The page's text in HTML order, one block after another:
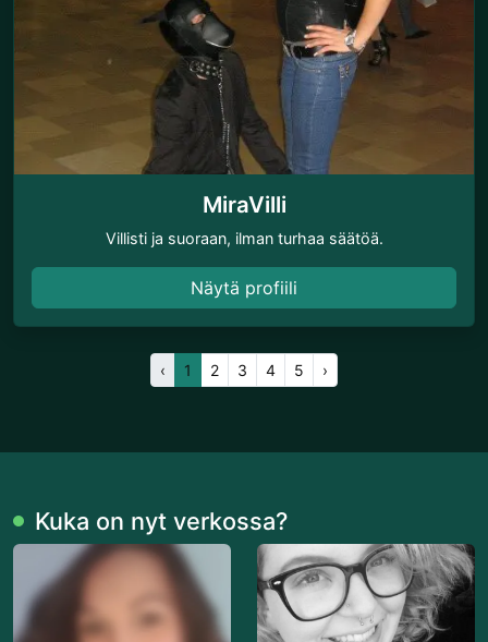
MiraVilli
Villisti ja suoraan, ilman turhaa säätöä.
Näytä profiili
‹ 1 2 3 4 5 ›
Kuka on nyt verkossa?